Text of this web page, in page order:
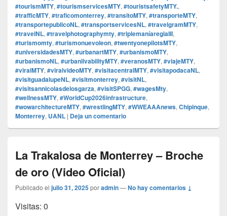
#tourismMTY, #tourismservicesMTY, #touristsafetyMTY.,
#trafficMTY, #traficomonterrey, #transitoMTY, #transporteMTY,
#transportepublicoNL, #transportservicesNL, #travelgramMTY,
#travelNL, #travelphotographymty, #triplemaníaregiaIII,
#turismomty, #turismonuevoleon, #twentyonepilotsMTY,
#universidadesMTY, #urbanartMTY, #urbanismoMTY,
#urbanismoNL, #urbanlivabilityMTY, #veranosMTY, #viajeMTY,
#viralMTY, #viralvideoMTY, #visitacentralMTY, #visitapodacaNL,
#visitguadalupeNL, #visitmonterrey, #visitNL,
#visitsannicolasdelosgarza, #visitSPGG, #wagesMty,
#wellnessMTY, #WorldCup2026infrastructure,
#wowarchitectureMTY, #wrestlingMTY, #WWEAAAnews, Chipinque,
Monterrey, UANL | Deja un comentario
La Trakalosa de Monterrey – Broche
de oro (Video Oficial)
Publicado el julio 31, 2025poradmin—No hay comentarios ↓
Visitas: 0